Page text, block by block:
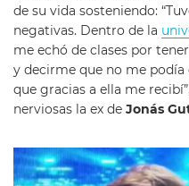
de su vida sosteniendo:
negativas. Dentro de la
me echó de clases por
y decirme que no me podía
que gracias a ella me
nerviosas la ex de Jonás